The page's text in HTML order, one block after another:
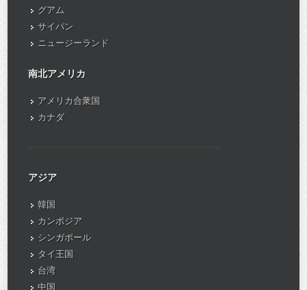
グアム
サイパン
ニュージーランド
南北アメリカ
アメリカ合衆国
カナダ
アジア
韓国
カンボジア
シンガポール
タイ王国
台湾
中国